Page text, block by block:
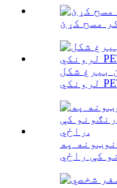
مسح کړئ
بیرغ شکل
په